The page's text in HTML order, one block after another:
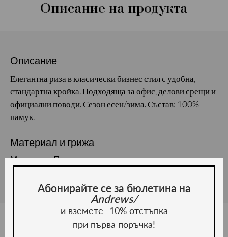
Описание на продукта
Описание
Елегантна риза в класически бизнес стил с удобна,
стандартна кройка. Подходяща за офис, делови срещи и
официални поводи. Сезон есен/зима. Състав: 100%
памук.
Материал и грижа
Материал: Памук
Абонирайте се за бюлетина на
Andrews/
и вземете -10% отстъпка
при първа поръчка!